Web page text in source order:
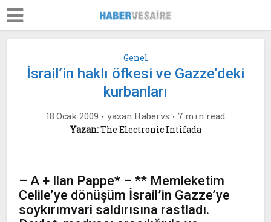
Genel
İsrail’in haklı öfkesi ve Gazze’deki
kurbanları
18 Ocak 2009 yazan Habervs
7 min read
Yazan:The Electronic Intifada
– A + Ilan Pappe* – ** Memleketim
Celile’ye dönüşüm İsrail’in Gazze’ye
soykırımvari saldırısına rastladı.